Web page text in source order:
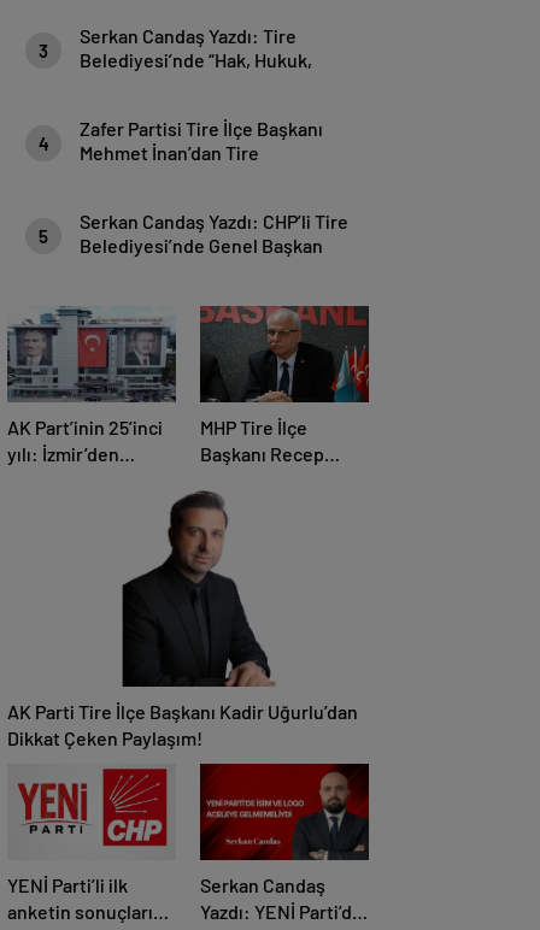
3
Serkan Candaş Yazdı: Tire
Belediyesi’nde “Hak, Hukuk,
4
Zafer Partisi Tire İlçe Başkanı
Mehmet İnan’dan Tire
5
Serkan Candaş Yazdı: CHP’li Tire
Belediyesi’nde Genel Başkan
AK Part’inin 25’inci
yılı: İzmir’den
MHP Tire İlçe
Başkanı Recep
Devletimizin Bekası
ve Tire’nin
Menfaatidir”
AK Parti Tire İlçe Başkanı Kadir Uğurlu’dan
Dikkat Çeken Paylaşım!
YENİ Parti’li ilk
anketin sonuçları
Serkan Candaş
Yazdı: YENİ Parti’de